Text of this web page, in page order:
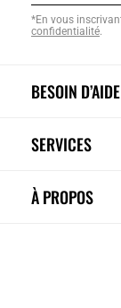
BESOIN
SERVICES
À PROPOS
*En vous
confidentialité.